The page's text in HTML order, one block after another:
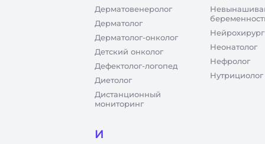
Дерматовенеролог
Дерматолог
Дерматолог-онколог
Детский онколог
Дефектолог-логопед
Диетолог
Дистанционный
мониторинг
И
Нейрохирург
Неонатолог
Нефролог
Нутрициолог